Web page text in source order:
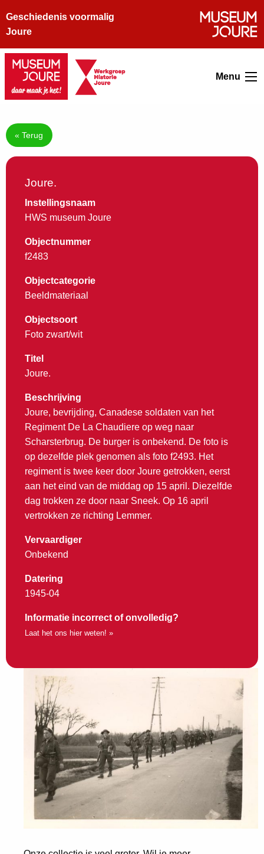
Geschiedenis voormalig
Joure
Menu
« Terug
Joure.
Instellingsnaam
HWS museum Joure
Objectnummer
f2483
Objectcategorie
Beeldmateriaal
Objectsoort
Foto zwart/wit
Titel
Joure.
Beschrijving
Joure, bevrijding, Canadese soldaten van het
Regiment De La Chaudiere op weg naar
Scharsterbrug. De burger is onbekend. De foto is
op dezelfde plek genomen als foto f2493. Het
regiment is twee keer door Joure getrokken, eerst
aan het eind van de middag op 15 april. Diezelfde
dag trokken ze door naar Sneek. Op 16 april
vertrokken ze richting Lemmer.
Vervaardiger
Onbekend
Datering
1945-04
Informatie incorrect of onvolledig?
Laat het ons hier weten! »